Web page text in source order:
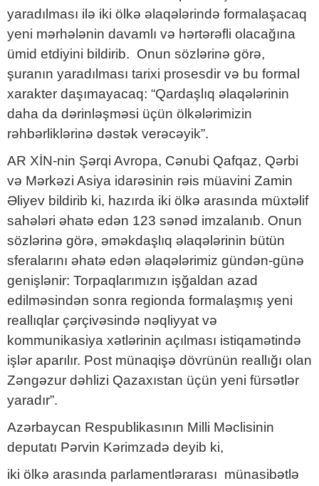
yaradılması ilə iki ölkə əlaqələrində formalaşacaq
yeni mərhələnin davamlı və hərtərəfli olacağına
ümid etdiyini bildirib. Onun sözlərinə görə,
şuranın yaradılması tarixi prosesdir və bu formal
xarakter daşımayacaq: “Qardaşlıq əlaqələrinin
daha da dərinləşməsi üçün ölkələrimizin
rəhbərliklərinə dəstək verəcəyik”.
AR XİN-nin Şərqi Avropa, Cənubi Qafqaz, Qərbi
və Mərkəzi Asiya idarəsinin rəis müavini Zamin
Əliyev bildirib ki, hazırda iki ölkə arasında müxtəlif
sahələri əhatə edən 123 sənəd imzalanıb. Onun
sözlərinə görə, əməkdaşlıq əlaqələrinin bütün
sferalarını əhatə edən əlaqələrimiz gündən-günə
genişlənir: Torpaqlarımızın işğaldan azad
edilməsindən sonra regionda formalaşmış yeni
reallıqlar çərçivəsində nəqliyyat və
kommunikasiya xətlərinin açılması istiqamətində
işlər aparılır. Post münaqişə dövrünün reallığı olan
Zəngəzur dəhlizi Qazaxıstan üçün yeni fürsətlər
yaradır”.
Azərbaycan Respublikasının Milli Məclisinin
deputatı Pərvin Kərimzadə deyib ki,
iki ölkə arasında parlamentlərarası münasibətlə